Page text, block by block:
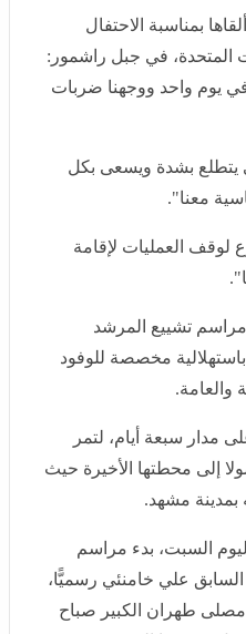
فى المقال الاتي:
منا منحناها راحة أسبوع
أن بلاده حطمت عزيمة
لتنظيم جنازة المرشد
بمناسبة الاحتفال
المتحدة، في جبل راشمور:
يوم واحد ووجهنا ضربات
يتطلع بشدة ويسعى بكل
معنا".
العمليات لإقامة
تشييع المرشد الإيراني
مخصصة للوفود الأجنبية